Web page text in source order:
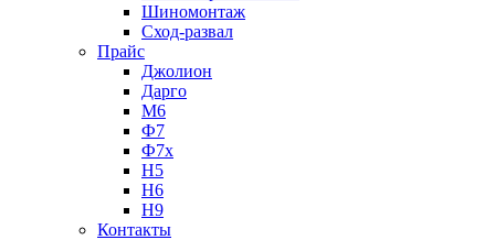
Шиномонтаж
Сход-развал
Прайс
Джолион
Дарго
М6
Ф7
Ф7х
Н5
Н6
Н9
Контакты